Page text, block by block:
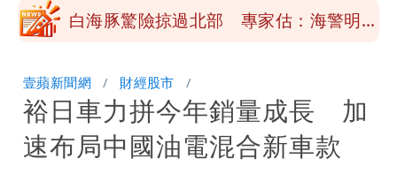
砸重金再買一整桌卡盒
白海豚驚險掠過北部 專家估：海警明發
「終於能交代」 捐500萬獎學金延續愛
白海豚颱風逼近！鄭明典示警「恐遇黑潮
變強」 路徑分歧藏警訊：不利強度維持
壹蘋新聞網 財經股市
裕日車力拼今年銷量成長 加
速布局中國油電混合新車款